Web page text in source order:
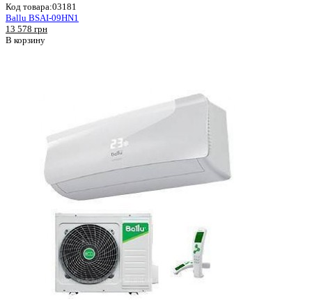
Код товара:03181
Ballu BSAI-09HN1
13 578 грн
В корзину